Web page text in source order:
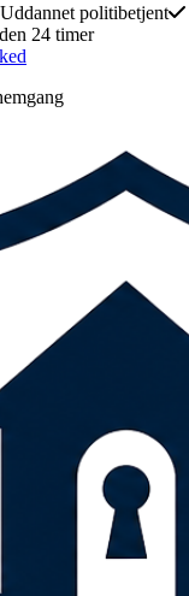
Uddannet politibetjent
24 timer